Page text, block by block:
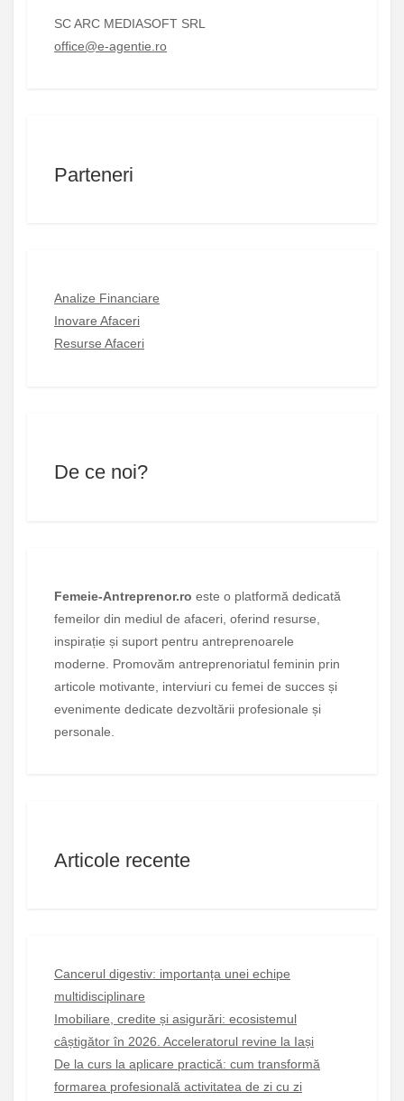
SC ARC MEDIASOFT SRL
office@e-agentie.ro
Parteneri
Analize Financiare
Inovare Afaceri
Resurse Afaceri
De ce noi?
Femeie-Antreprenor.ro este o platformă dedicată
femeilor din mediul de afaceri, oferind resurse,
inspirație și suport pentru antreprenoarele
moderne. Promovăm antreprenoriatul feminin prin
articole motivante, interviuri cu femei de succes și
evenimente dedicate dezvoltării profesionale și
personale.
Articole recente
Cancerul digestiv: importanța unei echipe
multidisciplinare
Imobiliare, credite și asigurări: ecosistemul
câștigător în 2026. Acceleratorul revine la Iași
De la curs la aplicare practică: cum transformă
formarea profesională activitatea de zi cu zi